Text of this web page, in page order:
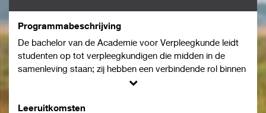
Programmabeschrijving
De bachelor van de Academie voor Verpleegkunde leidt
studenten op tot verpleegkundigen die midden in de
samenleving staan; zij hebben een verbindende rol binnen
het werkveld, hebben oog voor innovatie (leiderschap) en
van zorg. De Academie voor Verpleegkunde inspireert
Leeruitkomsten